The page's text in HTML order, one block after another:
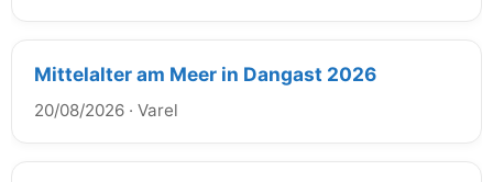
Mittelalter am Meer in Dangast 2026
20/08/2026 · Varel